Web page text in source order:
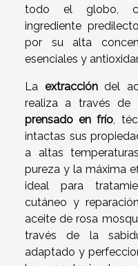
todo el globo,
ingrediente
por su alta
esenciales y
La extraccióndel
realiza a través de
prensado en frío,
intactas sus
a altas
pureza y la máxima
ideal para
cutáneo y
aceite de rosa
través de la
adaptado y